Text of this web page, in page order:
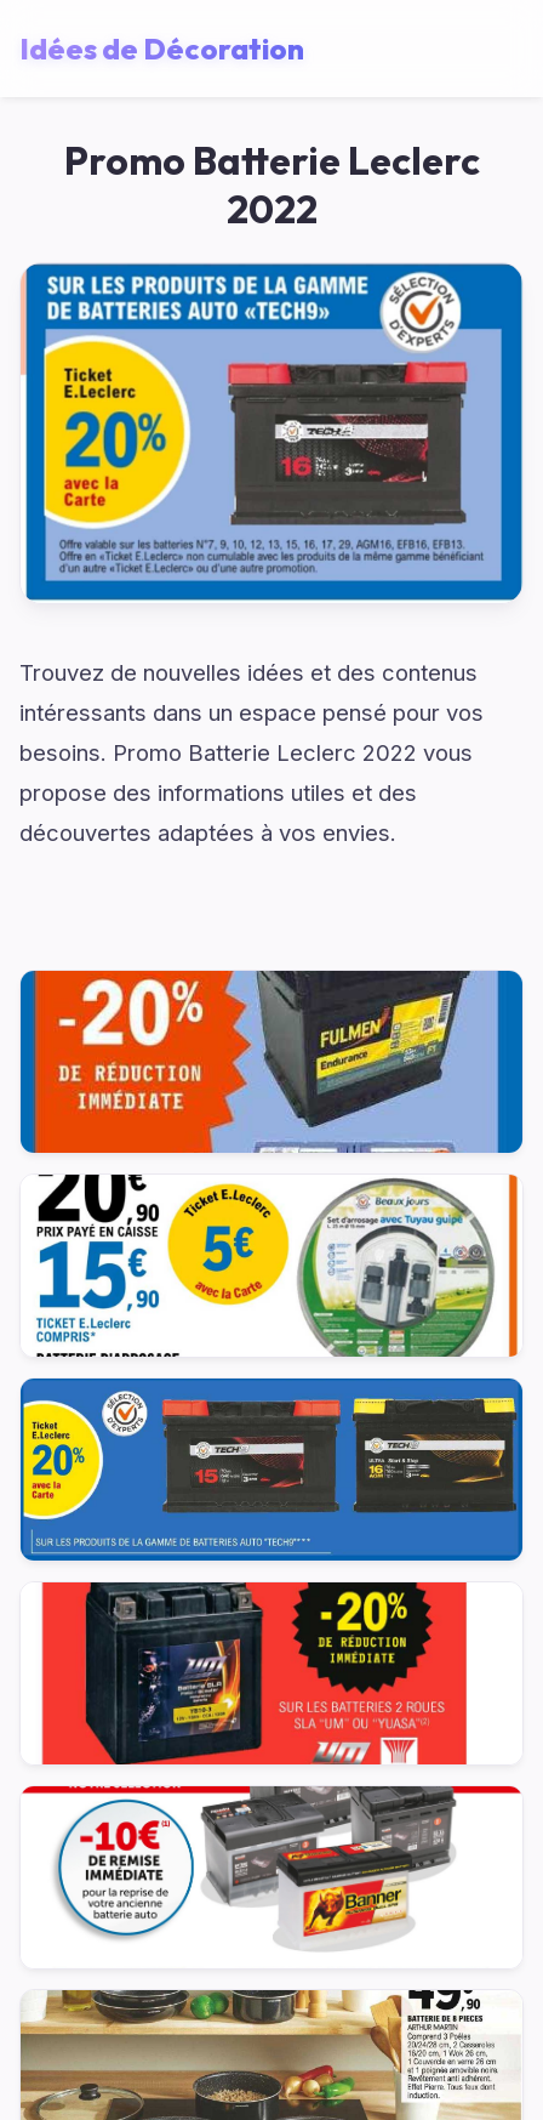
Idées de Décoration
Promo Batterie Leclerc
2022
Trouvez de nouvelles idées et des contenus
intéressants dans un espace pensé pour vos
besoins. Promo Batterie Leclerc 2022 vous
propose des informations utiles et des
découvertes adaptées à vos envies.